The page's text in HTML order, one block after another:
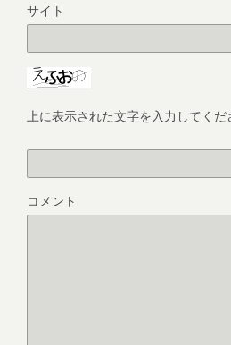
サイト
上に表示された文字を入力してくだ
コメント